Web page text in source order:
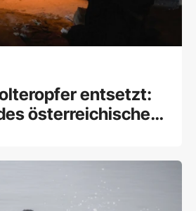
entsetzt:
österreichischen